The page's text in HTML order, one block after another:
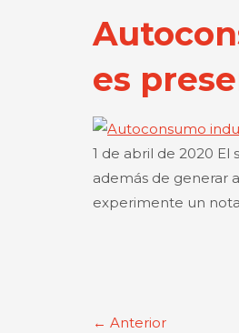
es
1 de abril de 2020
además de generar
experimente un
← Anterior